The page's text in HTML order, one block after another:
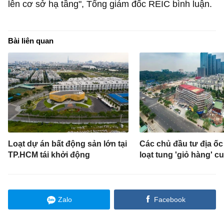
lên cơ sở hạ tầng", Tổng giám đốc REIC bình luận.
Bài liên quan
Loạt dự án bất động sản lớn tại
TP.HCM tái khởi động
Các chủ đầu tư địa
loạt tung 'giỏ hàng'
Zalo Facebook